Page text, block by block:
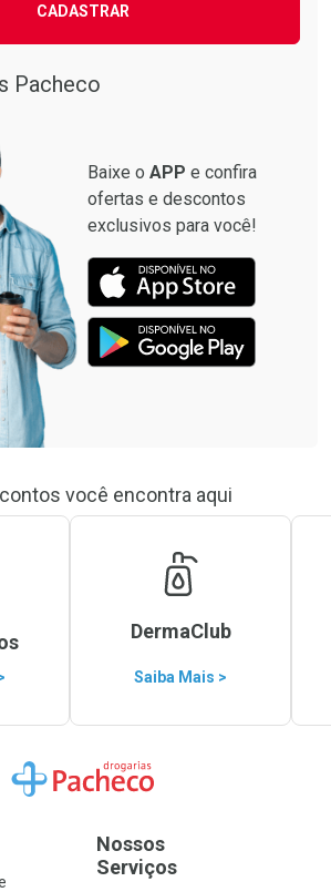
CADASTRAR
Pacheco
Baixe o APP e confira
ofertas e descontos
exclusivos para você!
você encontra aqui
DermaClub
Saiba Mais >
Ir para a Home
Nossos
Serviços